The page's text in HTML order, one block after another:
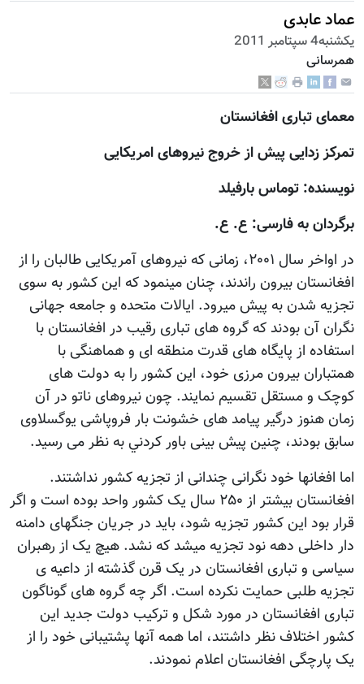
عماد عابدی
يكشنبه4 سپتامبر 2011
همرسانی
معمای تباری افغانستان
تمرکز زدایی پیش از خروج نیروهای امریکایی
نویسنده: توماس بارفیلد
برگردان به فارسی: ع. ع.
در اواخر سال ۲۰۰۱، زمانی که نیروهای آمریکایی طالبان را از
افغانستان بیرون راندند، چنان مینمود که این کشور به سوی
تجزیه شدن به پیش میرود. ایالات متحده و جامعه جهانی
نگران آن بودند که گروه های تباری رقیب در افغانستان با
استفاده از پایگاه های قدرت منطقه ای و هماهنگی با
همتباران بیرون مرزی خود، این کشور را به دولت های
کوچک و مستقل تقسیم نمایند. چون نیروهای ناتو در آن
زمان هنوز درگیر پیامد های خشونت بار فروپاشی یوگسلاوی
سابق بودند، چنین پیش بینی باور کردني به نظر می رسید.
اما افغانها خود نگرانی چندانی از تجزیه کشور نداشتند.
افغانستان بیشتر از ۲۵۰ سال یک کشور واحد بوده است و اگر
قرار بود این کشور تجزیه شود، باید در جریان جنگهای دامنه
دار داخلی دهه نود تجزیه میشد که نشد. هیچ یک از رهبران
سیاسی و تباری افغانستان در یک قرن گذشته از داعیه ی
تجزیه طلبی حمایت نکرده است. اگر چه گروه های گوناگون
تباری افغانستان در مورد شکل و ترکیب دولت جدید این
کشور اختلاف نظر داشتند، اما همه آنها پشتیبانی خود را از
یک پارچگی افغانستان اعلام نمودند.